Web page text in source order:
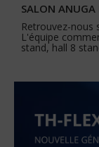
SALON
Retrouvez-nous
L'équipe
stand, hall 8